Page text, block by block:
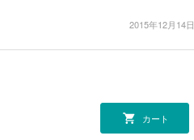
2015年12月14日
カート